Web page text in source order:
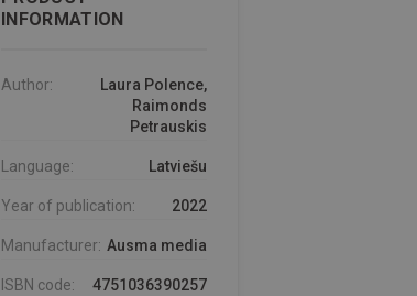
INFORMATION
Author:
Laura Polence,
Raimonds
Petrauskis
Language: Latviešu
Year of publication: 2022
Manufacturer: Ausma media
ISBN code: 4751036390257